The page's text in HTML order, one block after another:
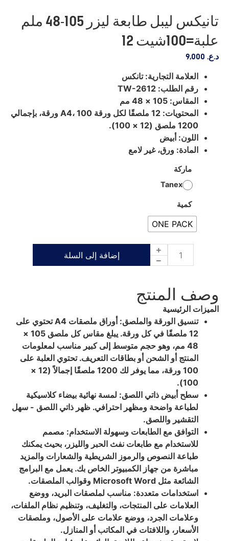
تانيكس ليبل طابعة ليزر 105-48 ملم
علبة=100شيت 12
د.ع.
العلامة التجارية: تانكس
رقم الطلب: TW-2612
المقاس: 105 × 48 مم
المحتويات: 12 ملصقًا لكل ورقة A4، 100 ورقة، بإجمالي
1200 ملصق (12 × 100).
اللون: أبيض
المادة: ورق، غير لامع
ماركة
Tanex
كمية
ONE PACK
إضافة إلى السلة
وصف المنتج
الميزات الرئيسية
تنسيق الورقة والملصق: أوراق ملصقات A4 تحتوي على
12 ملصقًا في كل ورقة. يبلغ مقاس كل ملصق 105 ×
48 مم، وهو حجم متوسط ​​إلى كبير مناسب لمعلومات
المنتج أو الشحن أو بطاقات التعريف. تحتوي العلبة على
100 ورقة، مما يوفر لك 1200 ملصقًا إجمالاً (12 ×
100).
سطح أبيض ذاتي اللصق: لمسة نهائية بيضاء كلاسيكية
لطباعة واضحة ومظهر احترافي. ظهر ذاتي اللصق - سهل
التقشير واللصق.
التوافق مع الطابعات وسهولة الاستخدام: مصمم
للاستخدام مع طابعات نفث الحبر والليزر، بحيث يمكنك
طباعة النصوص والرموز الشريطية والشعارات والمزيد
مباشرة من جهاز الكمبيوتر الخاص بك. يعمل مع البرامج
الشائعة مثل Microsoft Word وقوالب الملصقات.
استخدامات متعددة: مناسب لملصقات البريد، ووضع
العلامات على المنتجات، والتغليف، وتنظيم نظام الملفات،
وعلامات الجرد، ووضع علامات على الأصول، وملصقات
الأسعار، واللافتات في المكاتب أو المنازل.